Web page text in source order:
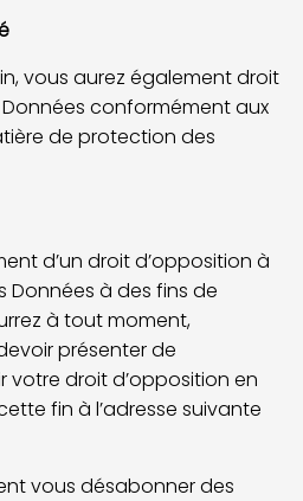
vous aurez également droit
conformément aux
de protection des
d’un droit d’opposition à
à des fins de
à tout moment,
présenter de
votre droit d’opposition en
fin à l’adresse suivante
vous désabonner des